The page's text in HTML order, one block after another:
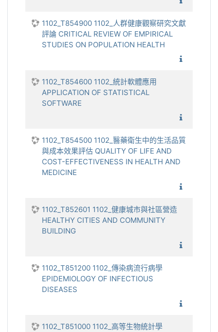
1102_T854900 1102_人群健康觀察研究文獻
評論 CRITICAL REVIEW OF EMPIRICAL
STUDIES ON POPULATION HEALTH
1102_T854600 1102_統計軟體應用
APPLICATION OF STATISTICAL
SOFTWARE
1102_T854500 1102_醫藥衛生中的生活品質
與成本效果評估 QUALITY OF LIFE AND
COST-EFFECTIVENESS IN HEALTH AND
MEDICINE
1102_T852601 1102_健康城市與社區營造
HEALTHY CITIES AND COMMUNITY
BUILDING
1102_T851200 1102_傳染病流行病學
EPIDEMIOLOGY OF INFECTIOUS
DISEASES
1102_T851000 1102_高等生物統計學